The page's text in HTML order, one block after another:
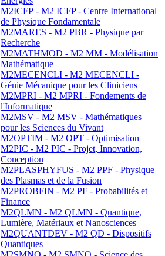
M2ICFP - M2 ICFP - Centre International
de Physique Fondamentale
M2MARES - M2 PBR - Physique par
Recherche
M2MATHMOD - M2 MM - Modélisation
Mathématique
M2MECENCLI - M2 MECENCLI -
Génie Mécanique pour les Cliniciens
M2MPRI - M2 MPRI - Fondements de
l'Informatique
M2MSV - M2 MSV - Mathématiques
pour les Sciences du Vivant
M2OPTIM - M2 OPT - Optimisation
M2PIC - M2 PIC - Projet, Innovation,
Conception
M2PLASPHYFUS - M2 PPF - Physique
des Plasmas et de la Fusion
M2PROBFIN - M2 PF - Probabilités et
Finance
M2QLMN - M2 QLMN - Quantique,
Lumière, Matériaux et Nanosciences
M2QUANTDEV - M2 QD - Dispositifs
Quantiques